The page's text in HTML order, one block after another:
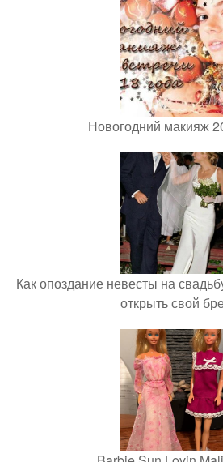
Новогодний макияж
Как опоздание невесты на
открыть свой